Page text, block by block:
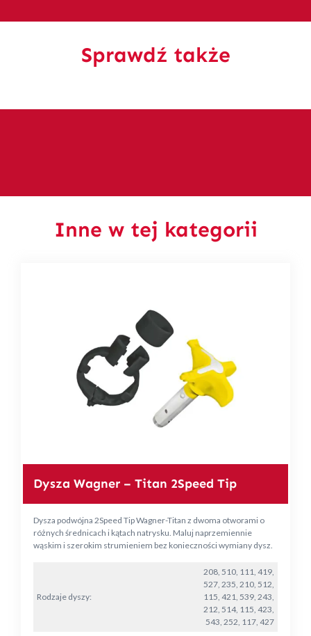
Sprawdź także
Inne w tej kategorii
Dysza Wagner – Titan 2Speed Tip
Dysza podwójna 2Speed Tip Wagner-Titan z dwoma otworami o
różnych średnicach i kątach natrysku. Maluj naprzemiennie
wąskim i szerokim strumieniem bez konieczności wymiany dysz.
Rodzaje dyszy:
208, 510, 111, 419,
527, 235, 210, 512,
115, 421, 539, 243,
212, 514, 115, 423,
543, 252, 117, 427